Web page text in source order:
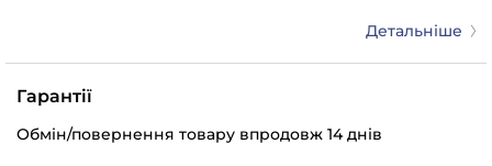
Детальніше
Гарантії
Обмін/повернення товару впродовж 14 днів